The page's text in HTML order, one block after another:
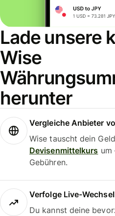
Lade unsere
Wise
herunter
Vergleiche Anbieter
Wise tauscht dein
Devisenmittelkurs um
Gebühren.
Verfolge Live-
Du kannst deine